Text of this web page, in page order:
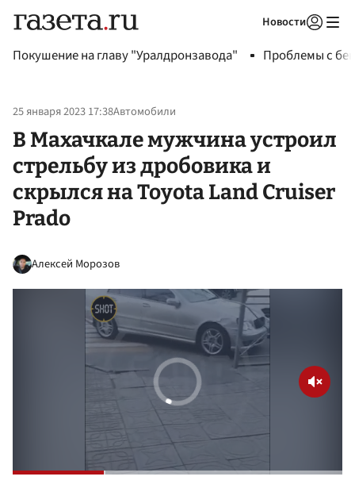
Новости
Покушение на главу "Уралдронзавода" Проблемы с
25 января 2023 17:38Автомобили
В Махачкале мужчина устроил
стрельбу из дробовика и
скрылся на Toyota Land Cruiser
Prado
Алексей Морозов